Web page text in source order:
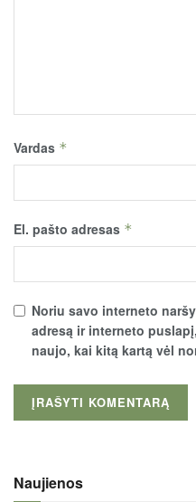
Vardas *
El. pašto adresas *
Noriu savo interneto
adresą ir interneto
naujo, kai kitą kartą vėl
Naujienos